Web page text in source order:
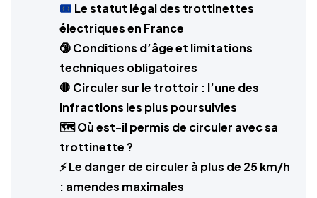
Le statut légal des trottinettes
électriques en France
🔞 Conditions d’âge et limitations
techniques obligatoires
🛑 Circuler sur le trottoir : l’une des
infractions les plus poursuivies
🗺️ Où est-il permis de circuler avec sa
trottinette ?
⚡ Le danger de circuler à plus de 25 km/h
: amendes maximales